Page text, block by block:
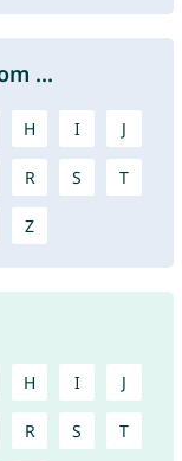
...
H I J
R S T
Z
H I J
R S T